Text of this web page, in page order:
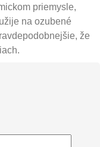
priemysle,
na ozubené
že